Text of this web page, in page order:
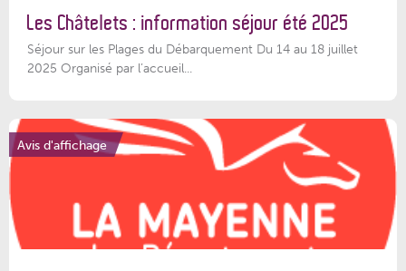
Les Châtelets : information séjour été 2025
Séjour sur les Plages du Débarquement Du 14 au 18 juillet
2025 Organisé par l’accueil...
Avis d'affichage